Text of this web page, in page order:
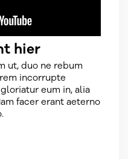
hier
ut, duo ne rebum
incorrupte
eum in, alia
facer erant aeterno